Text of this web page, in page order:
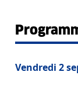
Vendredi 2